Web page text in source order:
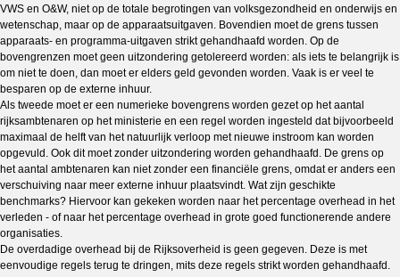
VWS en O&W, niet op de totale begrotingen van volksgezondheid en onderwijs en
wetenschap, maar op de apparaatsuitgaven. Bovendien moet de grens tussen
apparaats- en programma-uitgaven strikt gehandhaafd worden. Op de
bovengrenzen moet geen uitzondering getolereerd worden: als iets te belangrijk is
om niet te doen, dan moet er elders geld gevonden worden. Vaak is er veel te
besparen op de externe inhuur.
Als tweede moet er een numerieke bovengrens worden gezet op het aantal
rijksambtenaren op het ministerie en een regel worden ingesteld dat bijvoorbeeld
maximaal de helft van het natuurlijk verloop met nieuwe instroom kan worden
opgevuld. Ook dit moet zonder uitzondering worden gehandhaafd. De grens op
het aantal ambtenaren kan niet zonder een financiële grens, omdat er anders een
verschuiving naar meer externe inhuur plaatsvindt. Wat zijn geschikte
benchmarks? Hiervoor kan gekeken worden naar het percentage overhead in het
verleden - of naar het percentage overhead in grote goed functionerende andere
organisaties.
De overdadige overhead bij de Rijksoverheid is geen gegeven. Deze is met
eenvoudige regels terug te dringen, mits deze regels strikt worden gehandhaafd.